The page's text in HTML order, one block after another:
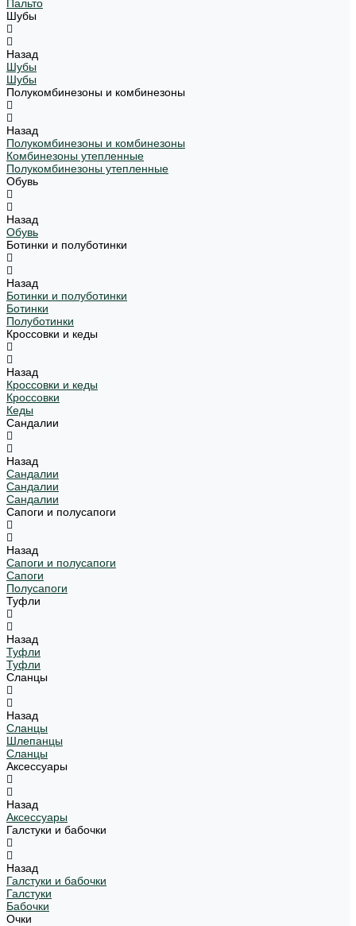
Пальто
Шубы
Назад
Шубы
Шубы
Полукомбинезоны и комбинезоны
Назад
Полукомбинезоны и комбинезоны
Комбинезоны утепленные
Полукомбинезоны утепленные
Обувь
Назад
Обувь
Ботинки и полуботинки
Назад
Ботинки и полуботинки
Ботинки
Полуботинки
Кроссовки и кеды
Назад
Кроссовки и кеды
Кроссовки
Кеды
Сандалии
Назад
Сандалии
Сандалии
Сандалии
Сапоги и полусапоги
Назад
Сапоги и полусапоги
Сапоги
Полусапоги
Туфли
Назад
Туфли
Туфли
Сланцы
Назад
Сланцы
Шлепанцы
Сланцы
Аксессуары
Назад
Аксессуары
Галстуки и бабочки
Назад
Галстуки и бабочки
Галстуки
Бабочки
Очки